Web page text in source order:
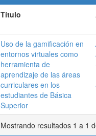
Título
Uso de la gamificación en
entornos virtuales como
herramienta de
aprendizaje de las áreas
curriculares en los
estudiantes de Básica
Superior
Mostrando resultados 1 a 1